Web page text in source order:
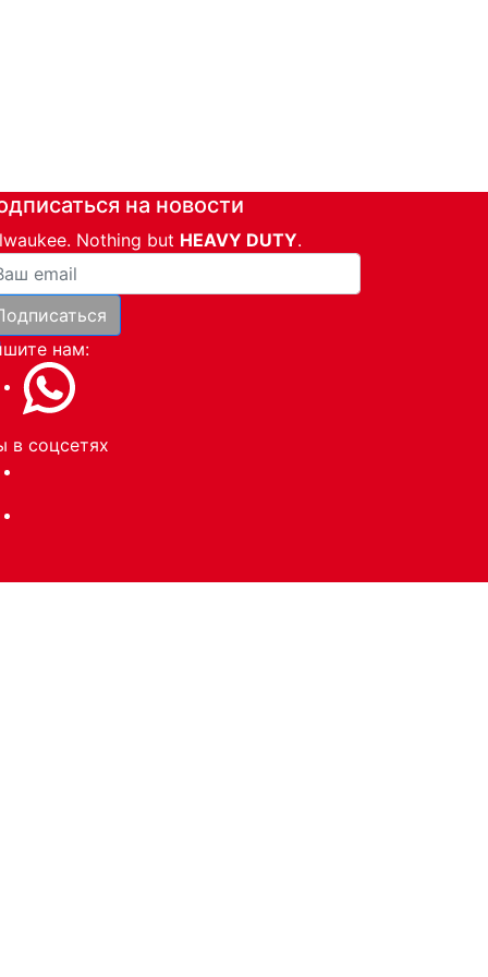
на новости
Nothing but HEAVY DUTY.
почта
нам:
в соцсетях